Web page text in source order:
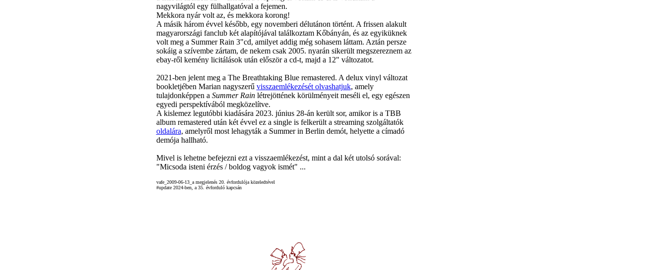
nagyvilágtól egy fülhallgatóval a fejemen.
Mekkora nyár volt az, és mekkora korong!
A másik három évvel később, egy novemberi délutánon történt. A frissen alakult
magyarországi fanclub két alapítójával találkoztam Kőbányán, és az egyiküknek
volt meg a Summer Rain 3"cd, amilyet addig még sohasem láttam. Aztán persze
sokáig a szívembe zártam, de nekem csak 2005. nyarán sikerült megszereznem az
ebay-ről kemény licitálások után először a cd-t, majd a 12" változatot.
2021-ben jelent meg a The Breathtaking Blue remastered. A delux vinyl változat
bookletjében Marian nagyszerű visszaemlékezését olvashatjuk, amely
tulajdonképpen a Summer Rainlétrejöttének körülményeit meséli el, egy egészen
egyedi perspektívából megközelítve.
A kislemez legutóbbi kiadására 2023. június 28-án került sor, amikor is a TBB
album remastered után két évvel ez a single is felkerült a streaming szolgáltatók
oldalára, amelyről most lehagyták a Summer in Berlin demót, helyette a címadó
demója hallható.
Mivel is lehetne befejezni ezt a visszaemlékezést, mint a dal két utolsó sorával:
"Micsoda isteni érzés / boldog vagyok ismét" ...
vafe_2009-06-13_a megjelenés 20. évfordulója közeledtével
#update 2024-ben, a 35. évforduló kapcsán